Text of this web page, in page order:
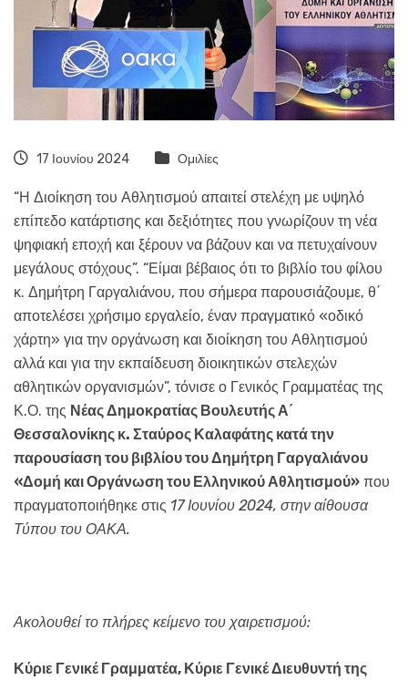
17 Ιουνίου 2024 Ομιλίες
“Η Διοίκηση του Αθλητισμού απαιτεί στελέχη με υψηλό
επίπεδο κατάρτισης και δεξιότητες που γνωρίζουν τη νέα
ψηφιακή εποχή και ξέρουν να βάζουν και να πετυχαίνουν
μεγάλους στόχους”. “Είμαι βέβαιος ότι το βιβλίο του φίλου
κ. Δημήτρη Γαργαλιάνου, που σήμερα παρουσιάζουμε, θ΄
αποτελέσει χρήσιμο εργαλείο, έναν πραγματικό «οδικό
χάρτη» για την οργάνωση και διοίκηση του Αθλητισμού
αλλά και για την εκπαίδευση διοικητικών στελεχών
αθλητικών οργανισμών”, τόνισε ο Γενικός Γραμματέας της
Κ.Ο. της Νέας Δημοκρατίας Βουλευτής Α΄
Θεσσαλονίκης κ. Σταύρος Καλαφάτης κατά την
παρουσίαση του βιβλίου του Δημήτρη Γαργαλιάνου
«Δομή και Οργάνωση του Ελληνικού Αθλητισμού» που
πραγματοποιήθηκε στις 17 Ιουνίου 2024, στην αίθουσα
Τύπου του ΟΑΚΑ.
Ακολουθεί το πλήρες κείμενο του χαιρετισμού:
Κύριε Γενικέ Γραμματέα, Κύριε Γενικέ Διευθυντή της